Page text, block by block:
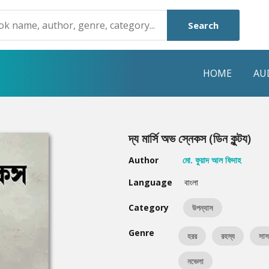
Search
HOME
Humayun Ahmed
Mouri Morium
Hot & New
দ্য মার্সি অভ স্নেকস (ডিন কুন্টয)
Author
মো. ফুয়াদ আল ফিদাহ
Language
বাংলা
Category উপন্যাস
Genre হরর রহস্য
নভেলা